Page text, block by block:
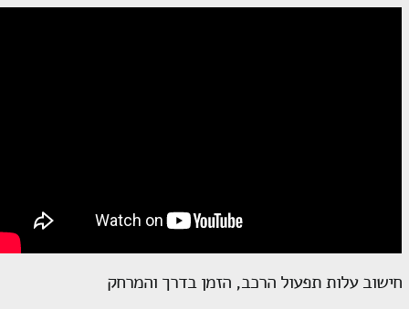
חישוב עלות תפעול הרכב, הזמן בדרך והמרחק